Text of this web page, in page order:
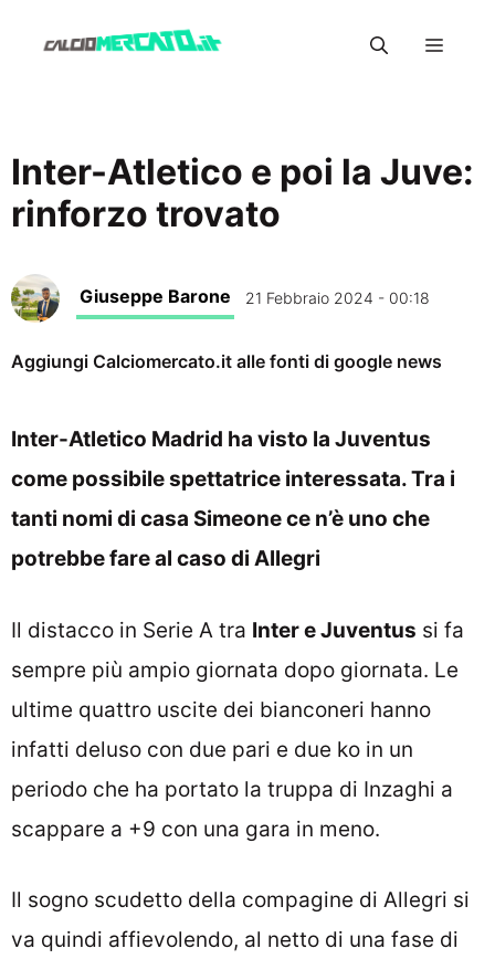
Menu
Inter-Atletico e poi la Juve:
rinforzo trovato
Giuseppe Barone 21 Febbraio 2024 - 00:18
Aggiungi Calciomercato.it alle fonti di google news
Inter-Atletico Madrid ha visto la Juventus
come possibile spettatrice interessata. Tra i
tanti nomi di casa Simeone ce n’è uno che
potrebbe fare al caso di Allegri
Il distacco in Serie A tra Inter e Juventus si fa
sempre più ampio giornata dopo giornata. Le
ultime quattro uscite dei bianconeri hanno
infatti deluso con due pari e due ko in un
periodo che ha portato la truppa di Inzaghi a
scappare a +9 con una gara in meno.
Il sogno scudetto della compagine di Allegri si
va quindi affievolendo, al netto di una fase di